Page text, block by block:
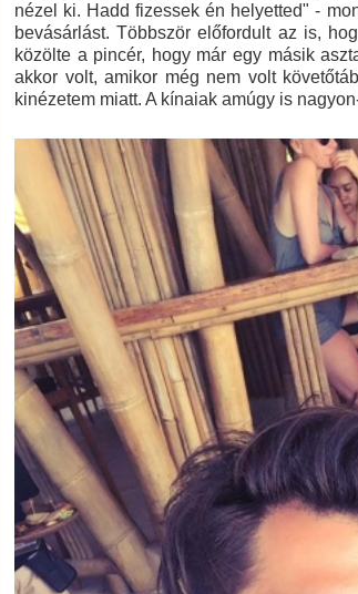
nézel ki. Hadd fizessek én helyetted" -
bevásárlást. Többször előfordult az is,
közölte a pincér, hogy már egy másik
akkor volt, amikor még nem volt
kinézetem miatt. A kínaiak amúgy is